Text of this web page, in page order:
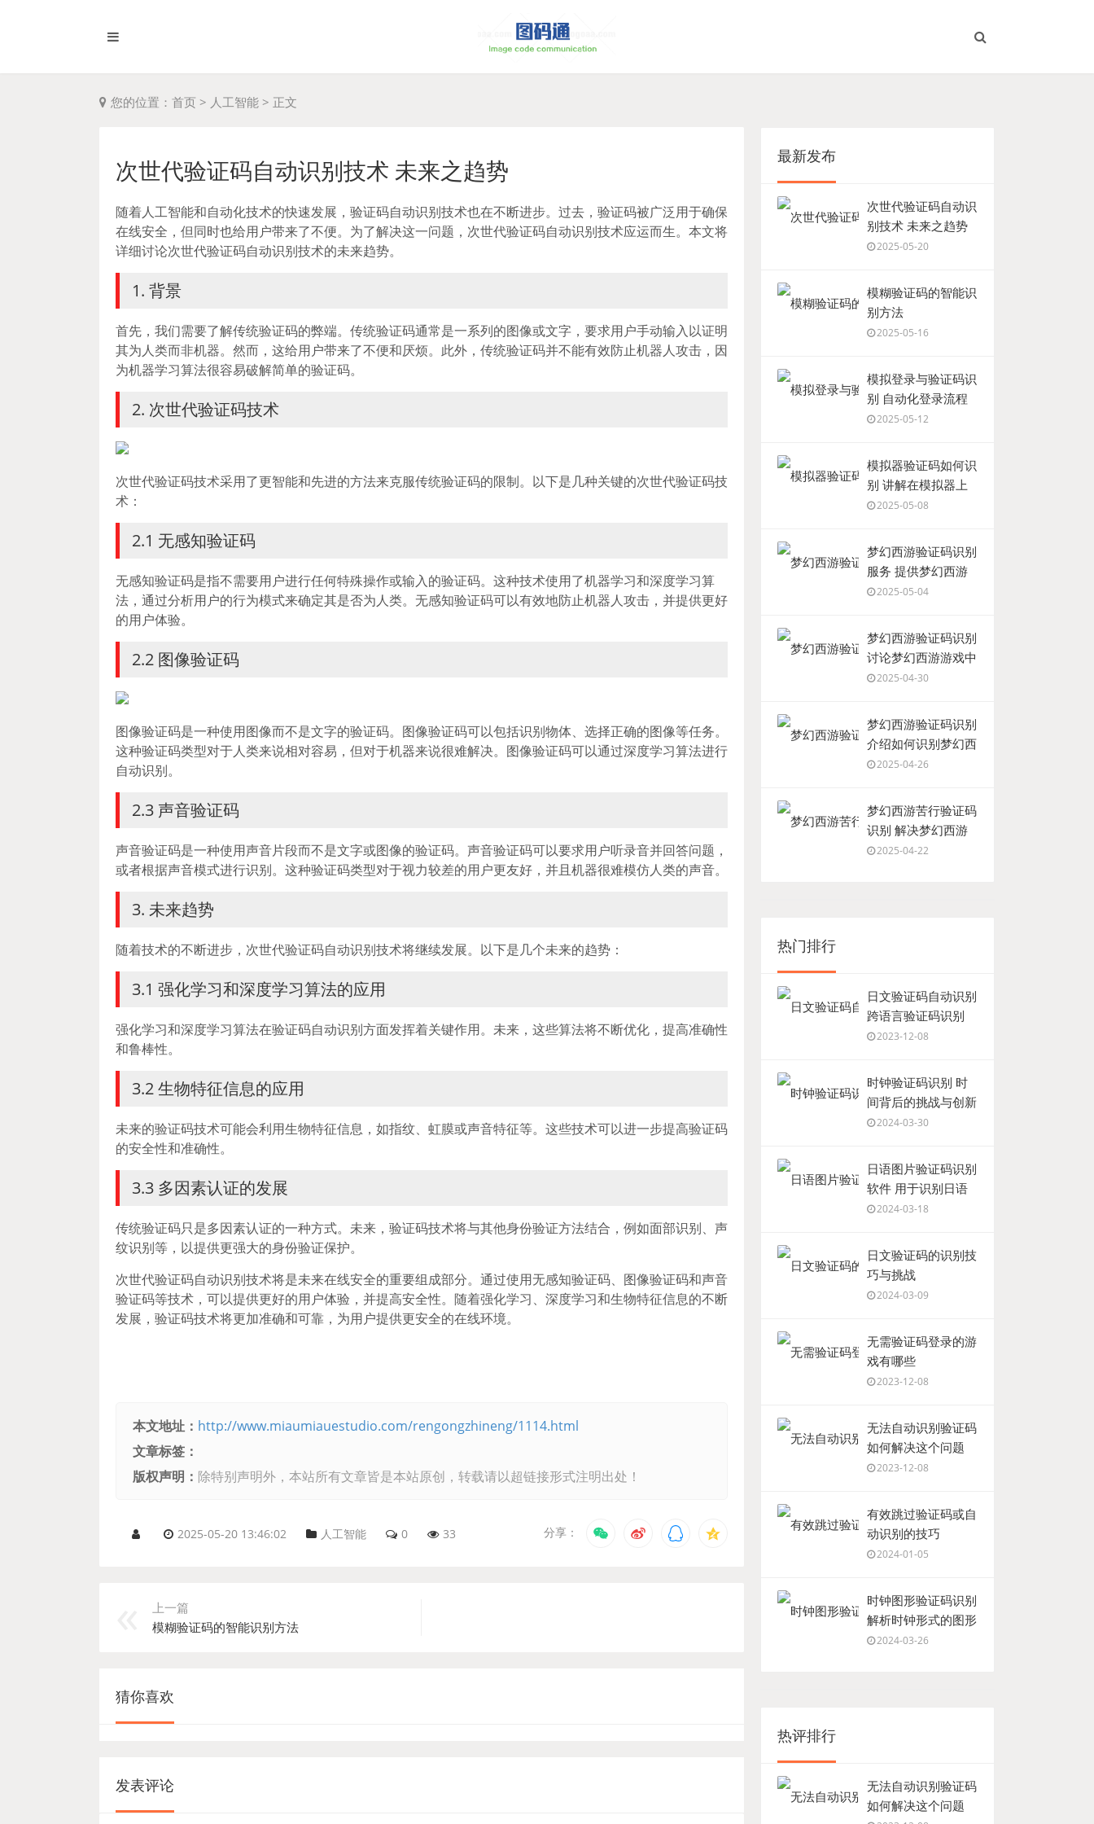
您的位置： 首页 > 人工智能 > 正文
次世代验证码自动识别技术 未来之趋势
随着人工智能和自动化技术的快速发展，验证码自动识别技术也在不断进步。过去，验证码被广泛用于确保
在线安全，但同时也给用户带来了不便。为了解决这一问题，次世代验证码自动识别技术应运而生。本文将
详细讨论次世代验证码自动识别技术的未来趋势。
1. 背景
首先，我们需要了解传统验证码的弊端。传统验证码通常是一系列的图像或文字，要求用户手动输入以证明
其为人类而非机器。然而，这给用户带来了不便和厌烦。此外，传统验证码并不能有效防止机器人攻击，因
为机器学习算法很容易破解简单的验证码。
2. 次世代验证码技术
次世代验证码技术采用了更智能和先进的方法来克服传统验证码的限制。以下是几种关键的次世代验证码技
术：
2.1 无感知验证码
无感知验证码是指不需要用户进行任何特殊操作或输入的验证码。这种技术使用了机器学习和深度学习算
法，通过分析用户的行为模式来确定其是否为人类。无感知验证码可以有效地防止机器人攻击，并提供更好
的用户体验。
2.2 图像验证码
图像验证码是一种使用图像而不是文字的验证码。图像验证码可以包括识别物体、选择正确的图像等任务。
这种验证码类型对于人类来说相对容易，但对于机器来说很难解决。图像验证码可以通过深度学习算法进行
自动识别。
2.3 声音验证码
声音验证码是一种使用声音片段而不是文字或图像的验证码。声音验证码可以要求用户听录音并回答问题，
或者根据声音模式进行识别。这种验证码类型对于视力较差的用户更友好，并且机器很难模仿人类的声音。
3. 未来趋势
随着技术的不断进步，次世代验证码自动识别技术将继续发展。以下是几个未来的趋势：
3.1 强化学习和深度学习算法的应用
强化学习和深度学习算法在验证码自动识别方面发挥着关键作用。未来，这些算法将不断优化，提高准确性
和鲁棒性。
3.2 生物特征信息的应用
未来的验证码技术可能会利用生物特征信息，如指纹、虹膜或声音特征等。这些技术可以进一步提高验证码
的安全性和准确性。
3.3 多因素认证的发展
传统验证码只是多因素认证的一种方式。未来，验证码技术将与其他身份验证方法结合，例如面部识别、声
纹识别等，以提供更强大的身份验证保护。
次世代验证码自动识别技术将是未来在线安全的重要组成部分。通过使用无感知验证码、图像验证码和声音
验证码等技术，可以提供更好的用户体验，并提高安全性。随着强化学习、深度学习和生物特征信息的不断
发展，验证码技术将更加准确和可靠，为用户提供更安全的在线环境。
本文地址： http://www.miaumiauestudio.com/rengongzhineng/1114.html
文章标签：
版权声明： 除特别声明外，本站所有文章皆是本站原创，转载请以超链接形式注明出处！
2025-05-20 13:46:02 人工智能 0 33 分享：
上一篇
模糊验证码的智能识别方法
猜你喜欢
发表评论
最新发布
次世代验证码自动识
别技术 未来之趋势
2025-05-20
模糊验证码的智能识
别方法
2025-05-16
模拟登录与验证码识
别 自动化登录流程
2025-05-12
模拟器验证码如何识
别 讲解在模拟器上
如何处理和识别验证
2025-05-08
梦幻西游验证码识别
服务 提供梦幻西游
游戏验证码识别的服
2025-05-04
梦幻西游验证码识别
讨论梦幻西游游戏中
的验证码识别技术
2025-04-30
梦幻西游验证码识别
介绍如何识别梦幻西
游游戏中的验证码
2025-04-26
梦幻西游苦行验证码
识别 解决梦幻西游
游戏中的苦行验证码
2025-04-22
热门排行
日文验证码自动识别
跨语言验证码识别
2023-12-08
时钟验证码识别 时
间背后的挑战与创新
2024-03-30
日语图片验证码识别
软件 用于识别日语
图片验证码的软件推
2024-03-18
日文验证码的识别技
巧与挑战
2024-03-09
无需验证码登录的游
戏有哪些
2023-12-08
无法自动识别验证码
如何解决这个问题
2023-12-08
有效跳过验证码或自
动识别的技巧
2024-01-05
时钟图形验证码识别
解析时钟形式的图形
验证码
2024-03-26
热评排行
无法自动识别验证码
如何解决这个问题